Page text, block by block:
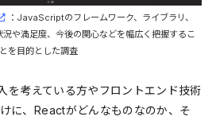
：JavaScriptのフレームワーク、ライブラリ、
や満足度、今後の関心などを幅広く把握するこ
とを目的とした調査
を考えている方やフロントエンド技術
に、Reactがどんなものなのか、そ